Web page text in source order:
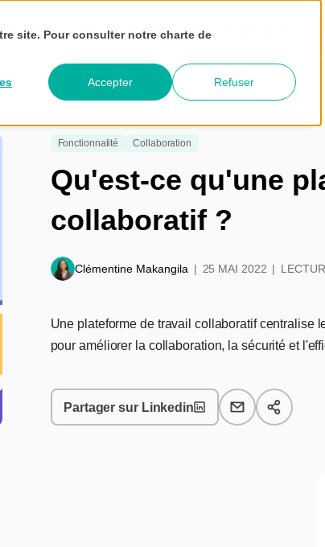
site. Pour consulter notre charte de
Accepter Refuser
Nos tarifs Ressources et Partenaires
Fonctionnalité Collaboration
Qu'est-ce qu'une
collaboratif ?
Clémentine Makangila 25 MAI 2022
Une plateforme de travail collaboratif centralise
pour améliorer la collaboration, la sécurité et
Partager sur Linkedin